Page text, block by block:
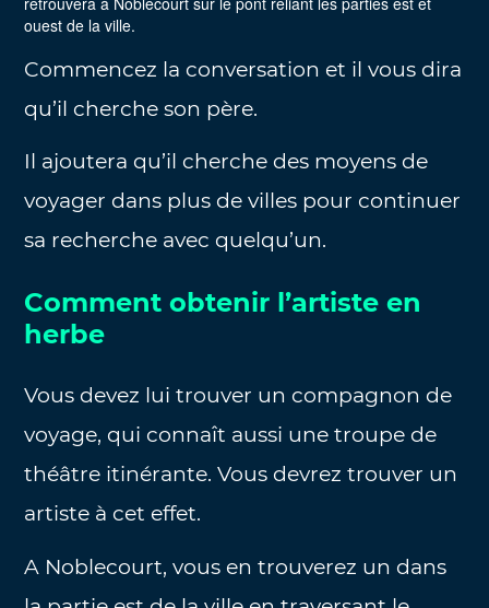
ouest de la ville.
Commencez la conversation et il vous dira
qu’il cherche son père.
Il ajoutera qu’il cherche des moyens de
voyager dans plus de villes pour continuer
sa recherche avec quelqu’un.
Comment obtenir l’artiste en
herbe
Vous devez lui trouver un compagnon de
voyage, qui connaît aussi une troupe de
théâtre itinérante. Vous devrez trouver un
artiste à cet effet.
A Noblecourt, vous en trouverez un dans